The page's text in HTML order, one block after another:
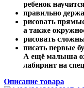
ребенок
правильно
рисовать
а также
рисовать
писать первые
А ещё малыша
лабиринт на
Описание товара